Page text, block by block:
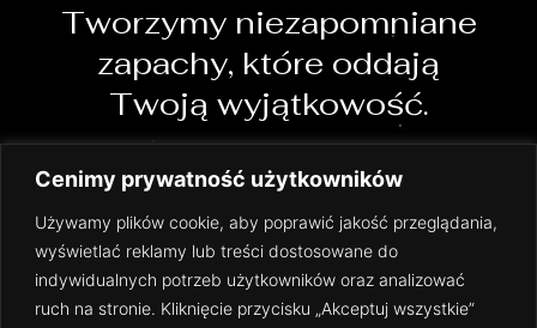
Cenimy prywatność użytkowników
Używamy plików cookie, aby poprawić jakość przeglądania,
wyświetlać reklamy lub treści dostosowane do
indywidualnych potrzeb użytkowników oraz analizować
ruch na stronie. Kliknięcie przycisku „Akceptuj wszystkie”
Tworzymy niezapomniane
zapachy, które oddają
Twoją wyjątkowość.
FAQ